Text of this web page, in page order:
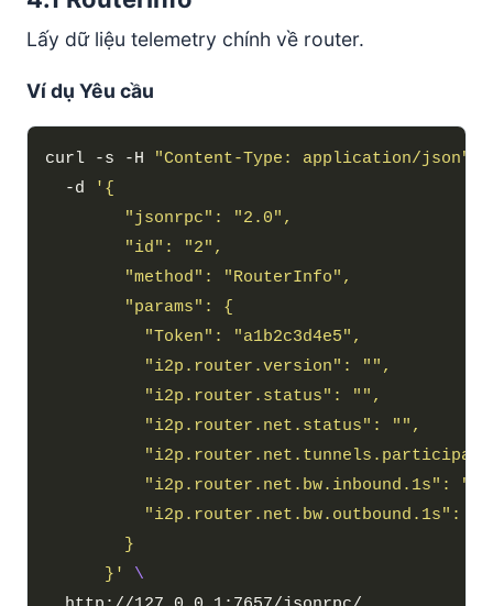
Lấy dữ liệu telemetry chính về router.
Ví dụ Yêu cầu
curl -s -H "Content-Type: application/json"
  -d
      }'